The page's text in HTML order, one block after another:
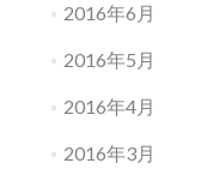
2016年6月
2016年5月
2016年4月
2016年3月